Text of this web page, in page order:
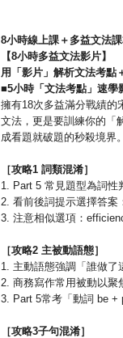
8小時線上課＋多益文法
【8小時多益文法影片】
用「影片」解析文法考點
■5小時「文法考點」速學
擁有18次多益滿分戰績的
文法，更是要訓練你的「
成看題就破題的秒殺境界。
［攻略1 詞類混淆］
1. Part 5 常見題型為詞性
2. 看前後詞提示選擇答案
3. 注意相似選項：
［攻略2 主被動語態］
1. 主動語態強調「誰做了
2. 商務寫作常用被動以聚
3. Part 5常考「動詞 be +
［攻略3子句混淆］